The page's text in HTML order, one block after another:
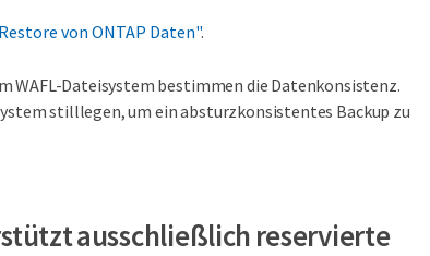
von ONTAP Daten".
WAFL-Dateisystem bestimmen die Datenkonsistenz.
stilllegen, um ein absturzkonsistentes Backup zu
ausschließlich reservierte